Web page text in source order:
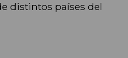
distintos países del